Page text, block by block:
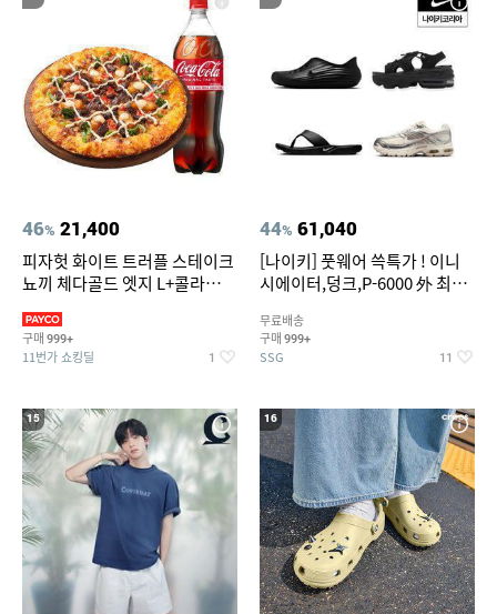
46% 21,400
피자헛 화이트 트러플 스테이크
뇨끼 체다골드 엣지 L+콜라
구매 999+
11번가 쇼킹딜 1
44% 61,040
[나이키] 풋웨어 쓱특가 ! 이니
시에이터,덩크,P-6000 外 최대
무료배송
구매 999+
SSG 11
15 16